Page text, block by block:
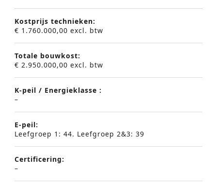
Kostprijs technieken:
€ 1.760.000,00 excl. btw
Totale bouwkost:
€ 2.950.000,00 excl. btw
K-peil / Energieklasse :
–
E-peil:
Leefgroep 1: 44. Leefgroep 2&3: 39
Certificering:
–